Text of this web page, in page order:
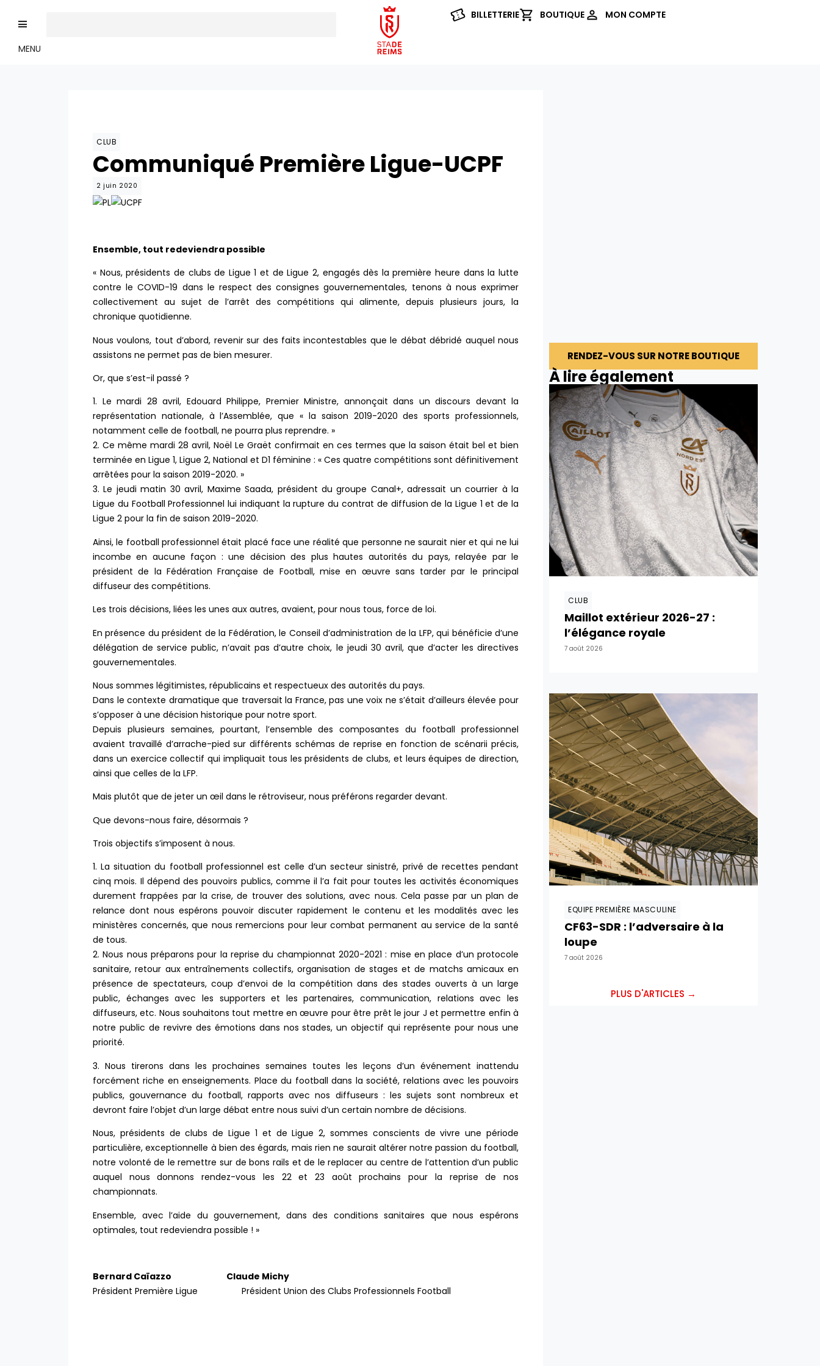
MENU
BILLETTERIE BOUTIQUE MON COMPTE
CLUB
Communiqué Première Ligue-UCPF
2 juin 2020
Ensemble, tout redeviendra possible
« Nous, présidents de clubs de Ligue 1 et de Ligue 2, engagés dès la première heure dans la lutte
contre le COVID-19 dans le respect des consignes gouvernementales, tenons à nous exprimer
collectivement au sujet de l’arrêt des compétitions qui alimente, depuis plusieurs jours, la
chronique quotidienne.
Nous voulons, tout d’abord, revenir sur des faits incontestables que le débat débridé auquel nous
assistons ne permet pas de bien mesurer.
Or, que s’est-il passé ?
1. Le mardi 28 avril, Edouard Philippe, Premier Ministre, annonçait dans un discours devant la
représentation nationale, à l’Assemblée, que « la saison 2019-2020 des sports professionnels,
notamment celle de football, ne pourra plus reprendre. »
2. Ce même mardi 28 avril, Noël Le Graët confirmait en ces termes que la saison était bel et bien
terminée en Ligue 1, Ligue 2, National et D1 féminine : « Ces quatre compétitions sont définitivement
arrêtées pour la saison 2019-2020. »
3. Le jeudi matin 30 avril, Maxime Saada, président du groupe Canal+, adressait un courrier à la
Ligue du Football Professionnel lui indiquant la rupture du contrat de diffusion de la Ligue 1 et de la
Ligue 2 pour la fin de saison 2019-2020.
Ainsi, le football professionnel était placé face une réalité que personne ne saurait nier et qui ne lui
incombe en aucune façon : une décision des plus hautes autorités du pays, relayée par le
président de la Fédération Française de Football, mise en œuvre sans tarder par le principal
diffuseur des compétitions.
Les trois décisions, liées les unes aux autres, avaient, pour nous tous, force de loi.
En présence du président de la Fédération, le Conseil d’administration de la LFP, qui bénéficie d’une
délégation de service public, n’avait pas d’autre choix, le jeudi 30 avril, que d’acter les directives
gouvernementales.
Nous sommes légitimistes, républicains et respectueux des autorités du pays.
Dans le contexte dramatique que traversait la France, pas une voix ne s’était d’ailleurs élevée pour
s’opposer à une décision historique pour notre sport.
Depuis plusieurs semaines, pourtant, l’ensemble des composantes du football professionnel
avaient travaillé d’arrache-pied sur différents schémas de reprise en fonction de scénarii précis,
dans un exercice collectif qui impliquait tous les présidents de clubs, et leurs équipes de direction,
ainsi que celles de la LFP.
Mais plutôt que de jeter un œil dans le rétroviseur, nous préférons regarder devant.
Que devons-nous faire, désormais ?
Trois objectifs s’imposent à nous.
1. La situation du football professionnel est celle d’un secteur sinistré, privé de recettes pendant
cinq mois. Il dépend des pouvoirs publics, comme il l’a fait pour toutes les activités économiques
durement frappées par la crise, de trouver des solutions, avec nous. Cela passe par un plan de
relance dont nous espérons pouvoir discuter rapidement le contenu et les modalités avec les
ministères concernés, que nous remercions pour leur combat permanent au service de la santé
de tous.
2. Nous nous préparons pour la reprise du championnat 2020-2021 : mise en place d’un protocole
sanitaire, retour aux entraînements collectifs, organisation de stages et de matchs amicaux en
présence de spectateurs, coup d’envoi de la compétition dans des stades ouverts à un large
public, échanges avec les supporters et les partenaires, communication, relations avec les
diffuseurs, etc. Nous souhaitons tout mettre en œuvre pour être prêt le jour J et permettre enfin à
notre public de revivre des émotions dans nos stades, un objectif qui représente pour nous une
priorité.
3. Nous tirerons dans les prochaines semaines toutes les leçons d’un événement inattendu
forcément riche en enseignements. Place du football dans la société, relations avec les pouvoirs
publics, gouvernance du football, rapports avec nos diffuseurs : les sujets sont nombreux et
devront faire l’objet d’un large débat entre nous suivi d’un certain nombre de décisions.
Nous, présidents de clubs de Ligue 1 et de Ligue 2, sommes conscients de vivre une période
particulière, exceptionnelle à bien des égards, mais rien ne saurait altérer notre passion du football,
notre volonté de le remettre sur de bons rails et de le replacer au centre de l’attention d’un public
auquel nous donnons rendez-vous les 22 et 23 août prochains pour la reprise de nos
championnats.
Ensemble, avec l’aide du gouvernement, dans des conditions sanitaires que nous espérons
optimales, tout redeviendra possible ! »
Bernard Caïazzo Claude Michy
Président Première Ligue Président Union des Clubs Professionnels Football
RENDEZ-VOUS SUR NOTRE BOUTIQUE
À lire également
CLUB
Maillot extérieur 2026-27 :
l’élégance royale
7 août 2026
EQUIPE PREMIÈRE MASCULINE
CF63-SDR : l’adversaire à la
loupe
7 août 2026
PLUS D'ARTICLES →